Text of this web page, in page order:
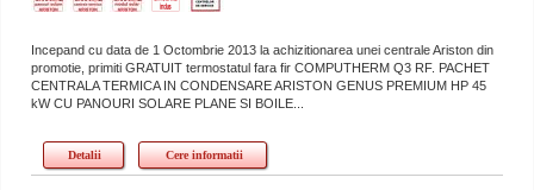
Incepand cu data de 1 Octombrie 2013 la achizitionarea unei centrale Ariston din
promotie, primiti GRATUIT termostatul fara fir COMPUTHERM Q3 RF. PACHET
CENTRALA TERMICA IN CONDENSARE ARISTON GENUS PREMIUM HP 45
kW CU PANOURI SOLARE PLANE SI BOILE...
Detalii Cere informatii